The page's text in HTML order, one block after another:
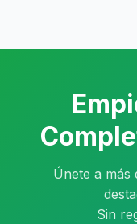
Únete a más
Sin